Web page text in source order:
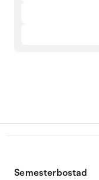
Semesterbostad